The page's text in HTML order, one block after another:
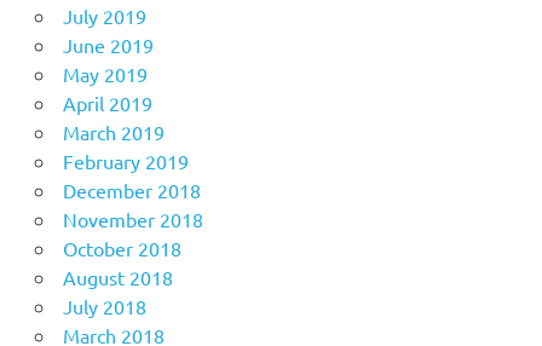
July 2019
June 2019
May 2019
April 2019
March 2019
February 2019
December 2018
November 2018
October 2018
August 2018
July 2018
March 2018